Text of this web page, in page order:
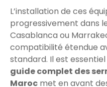
L’installation de ces
progressivement dans
Casablanca ou
compatibilité étendue
standard. Il est
guide complet des
Maroc met en avant